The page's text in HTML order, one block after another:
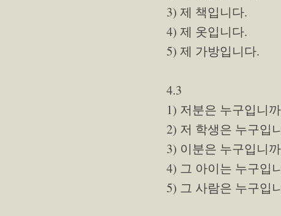
3) 제 책입니다.
4) 제 옷입니다.
5) 제 가방입니다.
4.3
1) 저분은 누구입니
2) 저 학생은 누구입
3) 이분은 누구입니
4) 그 아이는 누구입
5) 그 사람은 누구입